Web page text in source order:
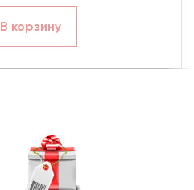
В корзину